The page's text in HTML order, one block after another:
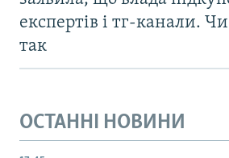
експертів і тг-канали.
так
ОСТАННІ НОВИНИ